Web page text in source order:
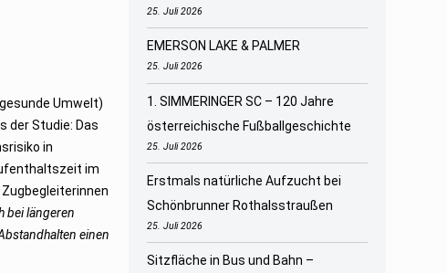
Umwelt)
der Studie: Das
in
im
bei längeren
einen
25. Juli 2026
EMERSON LAKE & PALMER
25. Juli 2026
1. SIMMERINGER SC – 120 Jahre
österreichische Fußballgeschichte
25. Juli 2026
Erstmals natürliche Aufzucht bei
Schönbrunner Rothalsstraußen
25. Juli 2026
Sitzfläche in Bus und Bahn –